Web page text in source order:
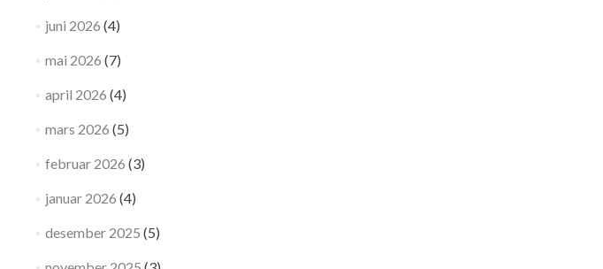
juni 2026 (4)
mai 2026 (7)
april 2026 (4)
mars 2026 (5)
februar 2026 (3)
januar 2026 (4)
desember 2025 (5)